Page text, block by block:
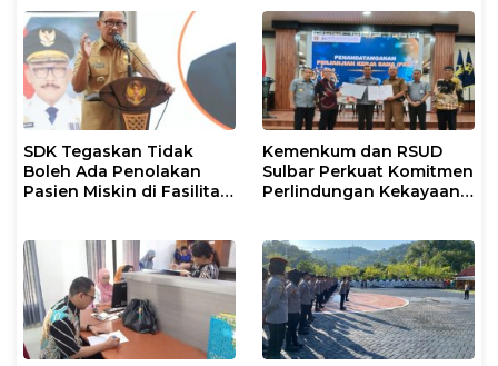
SDK Tegaskan Tidak
Boleh Ada Penolakan
Pasien Miskin di Fasilitas
Kemenkum dan RSUD
Sulbar Perkuat Komitmen
Perlindungan Kekayaan